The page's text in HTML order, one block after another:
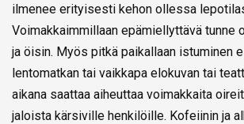
ilmenee erityisesti kehon ollessa
Voimakkaimmillaan epämiellyttävä tunne
ja öisin. Myös pitkä paikallaan istuminen
lentomatkan tai vaikkapa elokuvan tai
aikana saattaa aiheuttaa voimakkaita
jaloista kärsiville henkilöille. Kofeiinin ja